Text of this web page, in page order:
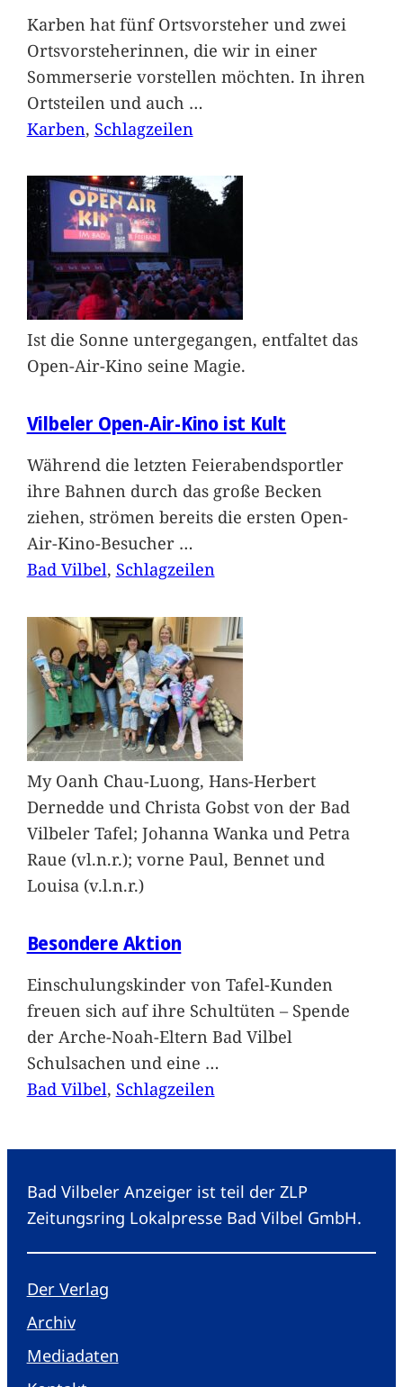
Karben hat fünf Ortsvorsteher und zwei
Ortsvorsteherinnen, die wir in einer
Sommerserie vorstellen möchten. In ihren
Ortsteilen und auch …
Karben, Schlagzeilen
Ist die Sonne untergegangen, entfaltet das
Open-Air-Kino seine Magie.
Vilbeler Open-Air-Kino ist Kult
Während die letzten Feierabendsportler
ihre Bahnen durch das große Becken
ziehen, strömen bereits die ersten Open-
Air-Kino-Besucher …
Bad Vilbel, Schlagzeilen
My Oanh Chau-Luong, Hans-Herbert
Dernedde und Christa Gobst von der Bad
Vilbeler Tafel; Johanna Wanka und Petra
Raue (vl.n.r.); vorne Paul, Bennet und
Louisa (v.l.n.r.)
Besondere Aktion
Einschulungskinder von Tafel-Kunden
freuen sich auf ihre Schultüten – Spende
der Arche-Noah-Eltern Bad Vilbel
Schulsachen und eine …
Bad Vilbel, Schlagzeilen
Bad Vilbeler Anzeiger ist teil der ZLP
Zeitungsring Lokalpresse Bad Vilbel GmbH.
Der Verlag
Archiv
Mediadaten